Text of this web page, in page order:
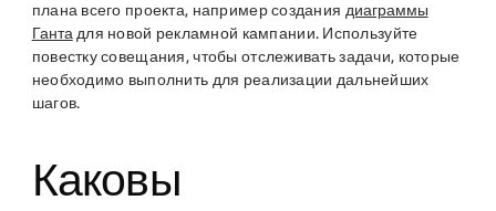
плана всего проекта, например создания диаграммы
Ганта для новой рекламной кампании. Используйте
повестку совещания, чтобы отслеживать задачи, которые
необходимо выполнить для реализации дальнейших
шагов.
Каковы